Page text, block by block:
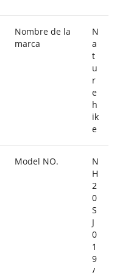
Nombre de la
marca
N
a
t
u
r
e
h
ik
e
Model NO.
N
H
2
0
S
J
0
1
9